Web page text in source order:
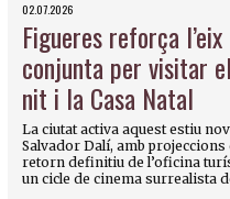
02.07.2026
Figueres reforça
conjunta per visitar
nit i la Casa Natal
La ciutat activa aquest estiu
Salvador Dalí, amb projeccions
retorn definitiu de l’oficina
un cicle de cinema surrealista